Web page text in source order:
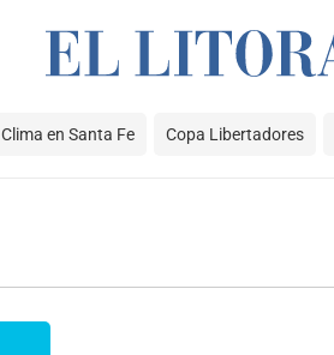
Clima en Santa Fe Copa Libertadores